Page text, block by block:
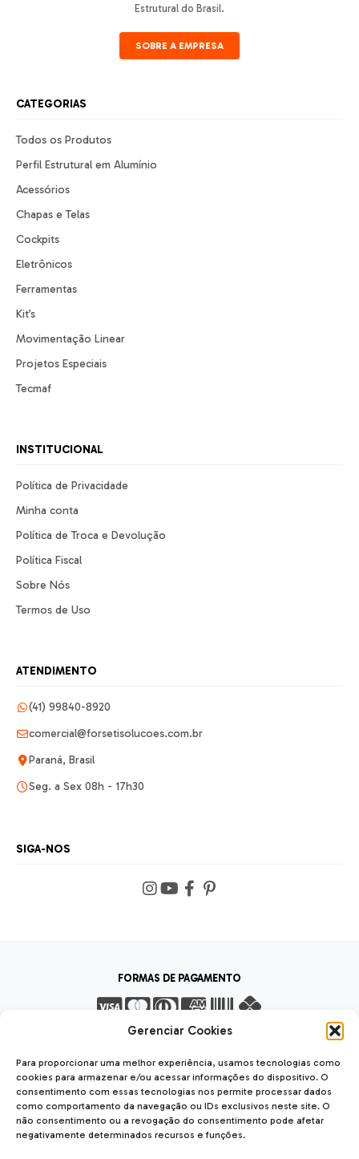
Gerenciar Cookies
Para proporcionar uma melhor experiência, usamos tecnologias como
cookies para armazenar e/ou acessar informações do dispositivo. O
consentimento com essas tecnologias nos permite processar dados
como comportamento da navegação ou IDs exclusivos neste site. O
não consentimento ou a revogação do consentimento pode afetar
negativamente determinados recursos e funções.
Estrutural do Brasil.
SOBRE A EMPRESA
CATEGORIAS
Todos os Produtos
Perfil Estrutural em Alumínio
Acessórios
Chapas e Telas
Cockpits
Eletrônicos
Ferramentas
Kit’s
Movimentação Linear
Projetos Especiais
Tecmaf
INSTITUCIONAL
Política de Privacidade
Minha conta
Política de Troca e Devolução
Política Fiscal
Sobre Nós
Termos de Uso
ATENDIMENTO
(41) 99840-8920
comercial@forsetisolucoes.com.br
Paraná, Brasil
Seg. a Sex 08h - 17h30
SIGA-NOS
FORMAS DE PAGAMENTO
SEGURANÇA